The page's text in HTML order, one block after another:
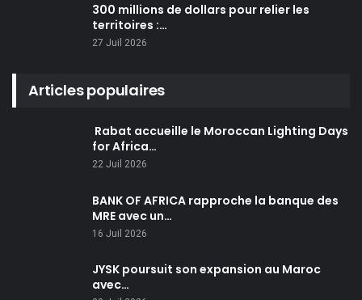
300 millions de dollars pour relier les
territoires :…
27 Juil 2026
Articles populaires
Rabat accueille le Moroccan Lighting Days
for Africa…
22 Juil 2026
BANK OF AFRICA rapproche la banque des
MRE avec un…
16 Juil 2026
JYSK poursuit son expansion au Maroc
avec…